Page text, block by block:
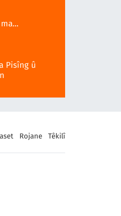
Pisîng û
Rojane Têkilî